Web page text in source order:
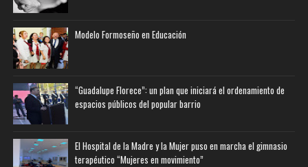
Modelo Formoseño en Educación
“Guadalupe Florece”: un plan que iniciará el ordenamiento de
espacios públicos del popular barrio
El Hospital de la Madre y la Mujer puso en marcha el gimnasio
terapéutico “Mujeres en movimiento”